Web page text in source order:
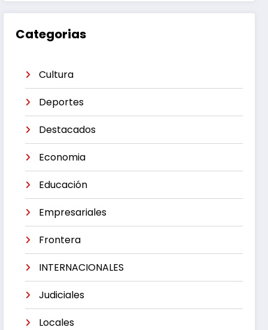
Categorias
Cultura
Deportes
Destacados
Economia
Educación
Empresariales
Frontera
INTERNACIONALES
Judiciales
Locales